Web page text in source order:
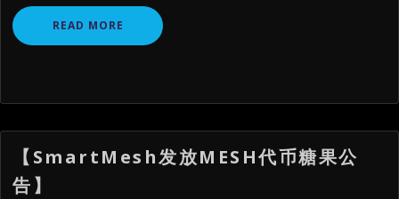
READ MORE
【SmartMesh发放MESH代币糖果公
告】